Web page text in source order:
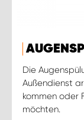
Die
Außendienst
kommen oder
möchten.